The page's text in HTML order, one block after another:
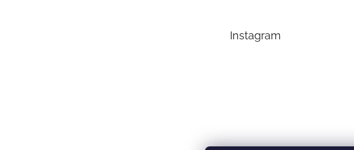
Instagram